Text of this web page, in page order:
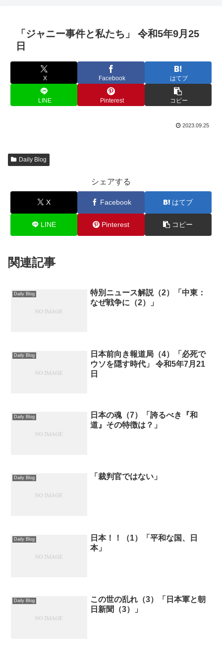
「ジャニー事件と私たち」 令和5年9月25
日
X Facebook はてブ
LINE Pinterest コピー
2023.09.25
Daily Blog
シェアする
X Facebook はてブ
LINE Pinterest コピー
関連記事
Daily Blog
特別ニュース解説（2）「中東：
なぜ戦争に（2）」
Daily Blog
日本前向き報道局（4）「必死で
ウソを隠す時代」 令和5年7月21
日
Daily Blog
日本の魂（7）「誇るべき『和
道』その特徴は？」
Daily Blog 「裁判官ではない」
Daily Blog
日本！！（1）「平和な国、日
本」
Daily Blog
この世の乱れ（3）「日本軍と朝
日新聞（3）」